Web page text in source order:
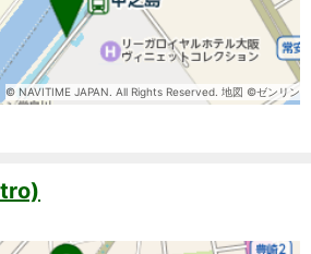
© NAVITIME JAPAN. All Rights Reserved. 地図 ©ゼンリン